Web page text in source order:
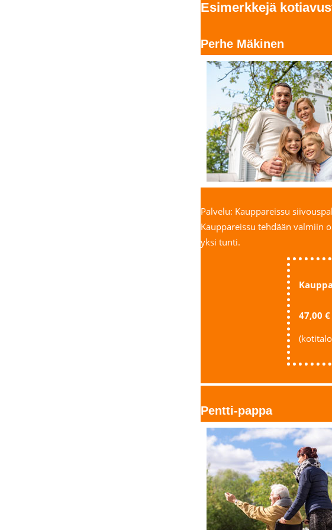
Esimerkkejä
Perhe Mäkinen
Palvelu: Kauppareissu
Kauppareissu tehdään valmiin
yksi tunti.
47,00 €
Pentti-pappa